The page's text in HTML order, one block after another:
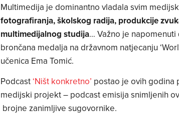
Multimedija je dominantno vladala svim
fotografiranja, školskog radija, produkcije
multimedijalnog studija… Važno je napomenuti
brončana medalja na državnom natjecanju
učenica Ema Tomić.
Podcast‘Ništ konkretno’ postao je ovih godina
medijski projekt – podcast emisija snimljenih
brojne zanimljive sugovornike.